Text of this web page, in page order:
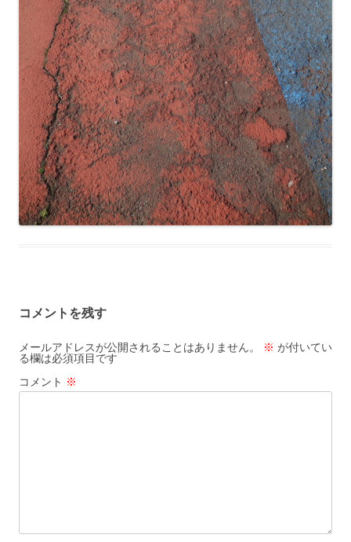
コメントを残す
メールアドレスが公開されることはありません。 ※ が付いてい
る欄は必須項目です
コメント ※